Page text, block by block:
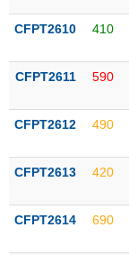
biệt
được
ký
Danh
CFPT2610 410
CFPT2611 590
CFPT2612 490
CFPT2613 420
CFPT2614 690
CÔNG
CỤ
XUẤT
LIỆU
MỚI